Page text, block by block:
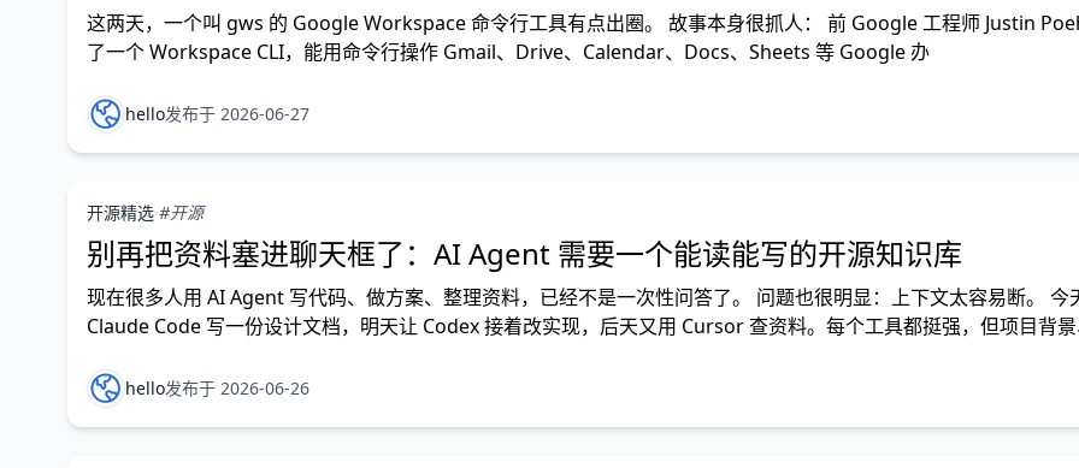
这两天，一个叫 gws 的 Google Workspace 命令行工具有点出圈。 故事本身很抓人： 前 Google 工程师 Justin
了一个 Workspace CLI，能用命令行操作 Gmail、Drive、Calendar、Docs、Sheets 等 Google 办
hello发布于 2026-06-27
开源精选 #开源
别再把资料塞进聊天框了：AI Agent 需要一个能读能写的开源知识库
现在很多人用 AI Agent 写代码、做方案、整理资料，已经不是一次性问答了。 问题也很明显：上下文太容易断。 今
Claude Code 写一份设计文档，明天让 Codex 接着改实现，后天又用 Cursor 查资料。每个工具都挺强，但项目背
hello发布于 2026-06-26